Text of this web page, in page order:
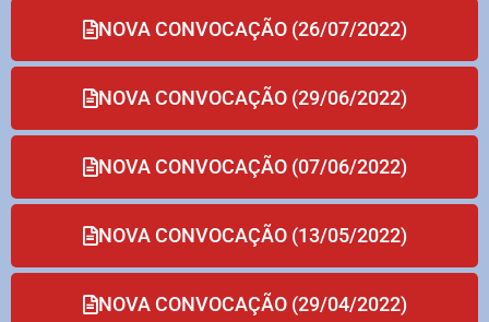
NOVA CONVOCAÇÃO (26/07/2022)
NOVA CONVOCAÇÃO (29/06/2022)
NOVA CONVOCAÇÃO (07/06/2022)
NOVA CONVOCAÇÃO (13/05/2022)
NOVA CONVOCAÇÃO (29/04/2022)